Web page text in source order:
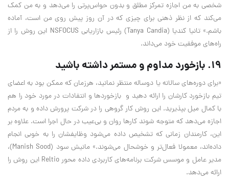
شخصی به من اجازه تمرکز مطلق و بدون حواس‌پرتی را می‌دهد و به من کمک
می‌کند که از نظر ذهنی برای چیزی که در آن روز پیش روی من است، آماده
باشم.» تانیا کندیا (Tanya Candia) رئیس بازاریابی NSFOCUS این روش را از
راه‌های موفقیت خود می‌داند.
۱۹. بازخورد مداوم و مستمر داشته باشید
«برای دوره‌های سالانه یا دوساله منتظر نمانید، هرزمان که ممکن بود به اعضای
تیم بازخورد کارشان را ارائه دهید و بازخورد‌ها و انتقادات در مورد خود را هم
با کمال میل بپذیرید. این روش کار گروهی را در شرکت پرورش داده و به مردم
اجازه می‌دهد که متوجه شوند کارها روان و بی‌عیب در حال اجرا است. علاوه بر
این، کارمندان زمانی که تشخیص داده می‌شود وظایفشان را به خوبی انجام
داده‌اند، معمولا فعال‌تر و خوشحال می‌شوند.» مانیش سود (Manish Sood)،
مدیر عامل و موسس شرکت برنامه‌های کاربردی داده محور Reltio این روش را
ارائه می‌دهد.